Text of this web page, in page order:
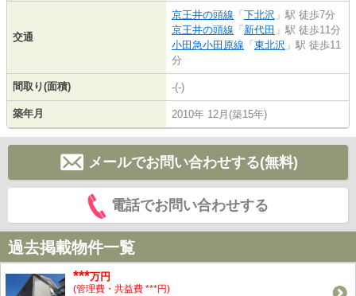
交通
京王井の頭線 「 下北沢 」駅 徒歩7分
京王井の頭線 「 新代田 」駅 徒歩11分
小田急小田原線 「 東北沢 」駅 徒歩11
分
間取り(面積) -(-)
築年月 2010年 12月(築15年)
メールでお問い合わせする(無料)
電話でお問い合わせする
過去掲載物件一覧
***万円
(管理費・共益費 ***円)